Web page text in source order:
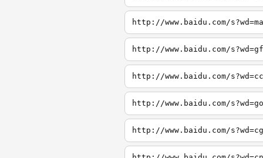
http://www.baidu.com/
http://www.baidu.com/
http://www.baidu.com/
http://www.baidu.com/
http://www.baidu.com/